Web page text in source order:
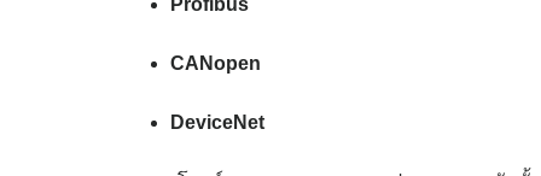
CANopen
DeviceNet